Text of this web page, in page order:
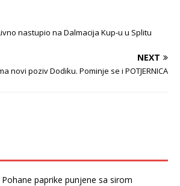
nastupio na Dalmacija Kup-u u Splitu
NEXT
novi poziv Dodiku. Pominje se i POTJERNICA
paprike punjene sa sirom